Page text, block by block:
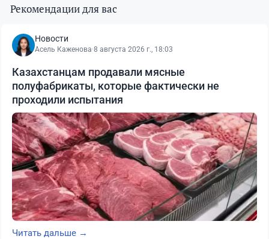
Рекомендации для вас
Новости
Асель Каженова·8 августа 2026 г., 18:03
Казахстанцам продавали мясные
полуфабрикаты, которые фактически не
проходили испытания
Читать дальше →